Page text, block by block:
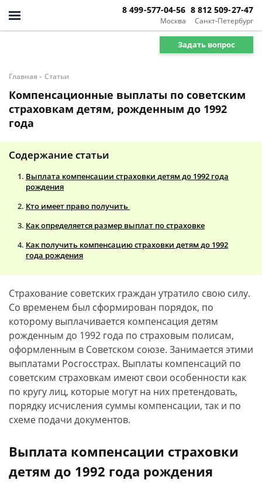
Москва
8 499-577-04-56
Санкт-Петербург
8 812 509-27-47
Задать вопрос
Главная - Статьи
Компенсационные выплаты по советским
страховкам детям, рожденным до 1992
года
Содержание статьи
Выплата компенсации страховки детям до 1992 года
рождения
Кто имеет право получить
Как определяется размер выплат по страховке
Как получить компенсацию страховки детям до 1992
года рождения
Страхование советских граждан утратило свою силу.
Со временем был сформирован порядок, по
которому выплачивается компенсация детям
рожденным до 1992 года по страховым полисам,
оформленным в Советском союзе. Занимается этими
выплатами Росгосстрах. Выплаты компенсаций по
советским страховкам имеют свои особенности как
по кругу лиц, которые могут на них претендовать,
порядку исчисления суммы компенсации, так и по
схеме подачи документов.
Выплата компенсации страховки
детям до 1992 года рождения